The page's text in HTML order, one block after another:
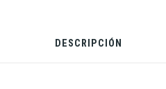
DESCRIPCIÓN